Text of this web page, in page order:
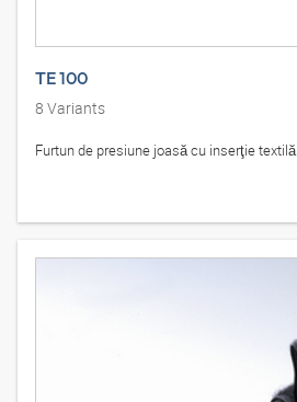
TE 100
8 Variants
Furtun de presiune joasă cu inserţie textilă